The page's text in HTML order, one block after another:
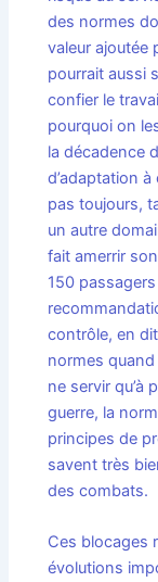
des normes
valeur ajoutée
pourrait aussi
confier le
pourquoi on
la décadence
d’adaptation
pas toujours,
un autre
fait amerrir
150
contrôle, en
normes quand
ne servir qu’à
guerre, la
principes de
savent très
des combats.
Ces blocages
évolutions